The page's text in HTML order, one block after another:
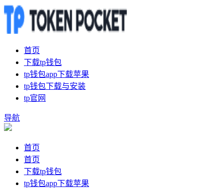
首页
下载tp钱包
tp钱包app下载苹果
tp钱包下载与安装
tp官网
导航
首页
首页
下载tp钱包
tp钱包app下载苹果